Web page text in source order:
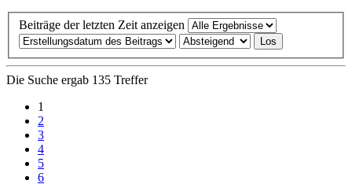
Beiträge der letzten Zeit anzeigen
Die Suche ergab 135 Treffer
1
2
3
4
5
6